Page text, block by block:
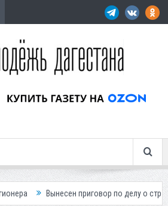
Вынесен приговор по делу о строительстве